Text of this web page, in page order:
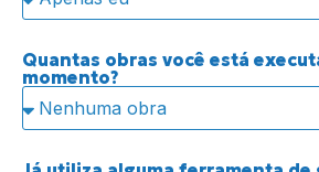
Quantas obras você está
momento?